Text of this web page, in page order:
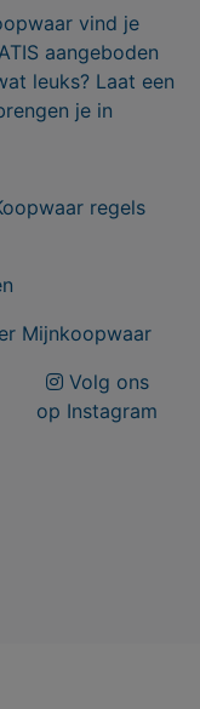
vind je
aangeboden
leuks? Laat een
je in
regels
Mijnkoopwaar
Volg ons
op Instagram